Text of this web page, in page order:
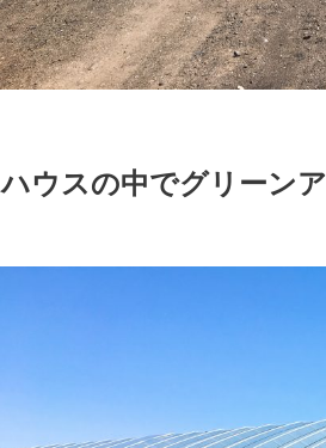
ハウスの中でグリーン